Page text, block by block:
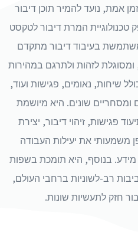
אמת, נועד להמיר תוכן דיבור
המרת דיבור לטקסט
משתמשת בעיבוד דיבור מתקדם
לזהות ולתרגם במהירות
שיחות, נאומים, פגישות ועוד,
ומסחריים שונים. היא מיושמת
פגישות, זיהוי דיבור, יצירת
משמעותי את יעילות העבודה
מידע. בנוסף, היא תומכת בשפות
רב-לשוניות ברחבי העולם,
חזק לתעשיות שונות.